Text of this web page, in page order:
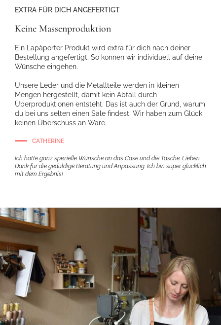
EXTRA FÜR DICH ANGEFERTIGT
Keine Massenproduktion
Ein Lapàporter Produkt wird extra für dich nach deiner
Bestellung angefertigt. So können wir individuell auf deine
Wünsche eingehen.
Unsere Leder und die Metallteile werden in kleinen
Mengen hergestellt, damit kein Abfall durch
Überproduktionen entsteht. Das ist auch der Grund, warum
du bei uns selten einen Sale findest. Wir haben zum Glück
keinen Überschuss an Ware.
CATHERINE
Ich hatte ganz spezielle Wünsche an das Case und die Tasche. Lieben
Dank für die geduldige Beratung und Anpassung. Ich bin super glücklich
mit dem Ergebnis!